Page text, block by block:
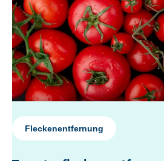
Fleckenentfernung